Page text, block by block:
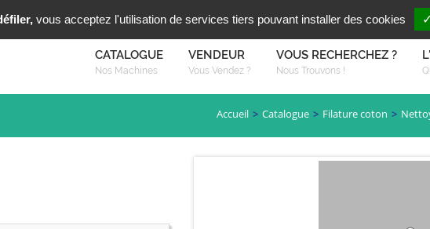
25 49 49 Vous
CATALOGUE
Nos Machines
VENDEUR
Vous Vendez ?
VOUS RECHERCHEZ ?
Nous Trouvons !
Accueil Catalogue Filature coton
vous acceptez l'utilisation de services tiers pouvant installer des cookies